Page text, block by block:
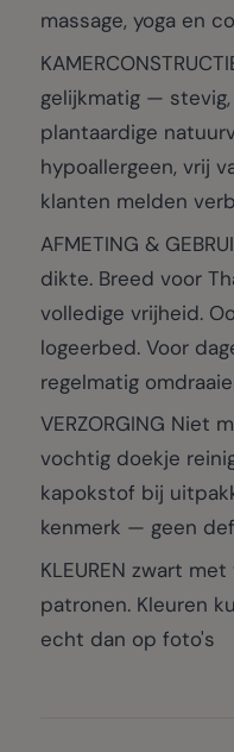
massage, yoga en
gelijkmatig —
plantaardige
hypoallergeen, vrij
klanten melden
AFMETING &
dikte. Breed voor
volledige vrijheid.
logeerbed. Voor
regelmatig
VERZORGING Niet
vochtig doekje
kapokstof bij
kenmerk — geen
KLEUREN zwart
patronen. Kleuren
echt dan op foto's